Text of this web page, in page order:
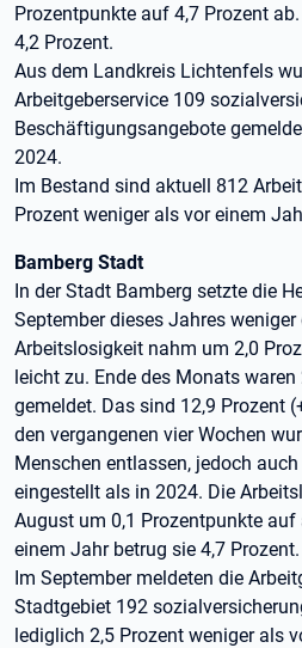
Prozentpunkte auf 4,7 Prozent
4,2 Prozent.
Aus dem Landkreis Lichtenfels
Arbeitgeberservice 109
Beschäftigungsangebote
2024.
Im Bestand sind aktuell 812
Prozent weniger als vor einem
Bamberg Stadt
In der Stadt Bamberg setzte die
September dieses Jahres
Arbeitslosigkeit nahm um 2,0
leicht zu. Ende des Monats
gemeldet. Das sind 12,9 Prozent
den vergangenen vier Wochen
Menschen entlassen, jedoch
eingestellt als in 2024. Die
August um 0,1 Prozentpunkte auf
einem Jahr betrug sie 4,7 Prozent.
Im September meldeten die
Stadtgebiet 192
lediglich 2,5 Prozent weniger als